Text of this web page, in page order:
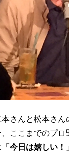
さんと松本さん
ここまでのプロ
「今日は嬉しい！